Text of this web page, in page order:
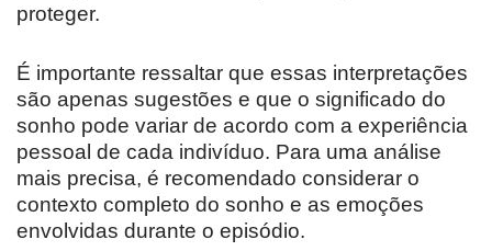
proteger.
É importante ressaltar que essas interpretações
são apenas sugestões e que o significado do
sonho pode variar de acordo com a experiência
pessoal de cada indivíduo. Para uma análise
mais precisa, é recomendado considerar o
contexto completo do sonho e as emoções
envolvidas durante o episódio.